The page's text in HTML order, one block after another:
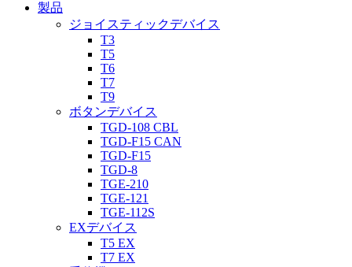
製品
ジョイスティックデバイス
T3
T5
T6
T7
T9
ボタンデバイス
TGD-108 CBL
TGD-F15 CAN
TGD-F15
TGD-8
TGE-210
TGE-121
TGE-112S
EXデバイス
T5 EX
T7 EX